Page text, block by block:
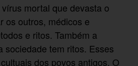
mortal que devasta o
os outros, médicos e
e ritos. Também a
sociedade tem ritos. Esses
dos povos antigos. O